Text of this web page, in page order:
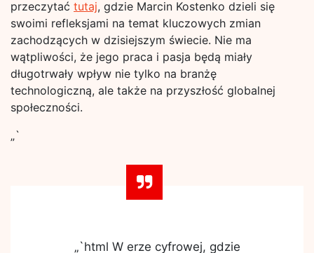
przeczytać tutaj, gdzie Marcin Kostenko dzieli się
swoimi refleksjami na temat kluczowych zmian
zachodzących w dzisiejszym świecie. Nie ma
wątpliwości, że jego praca i pasja będą miały
długotrwały wpływ nie tylko na branżę
technologiczną, ale także na przyszłość globalnej
społeczności.
„`
„`html W erze cyfrowej, gdzie